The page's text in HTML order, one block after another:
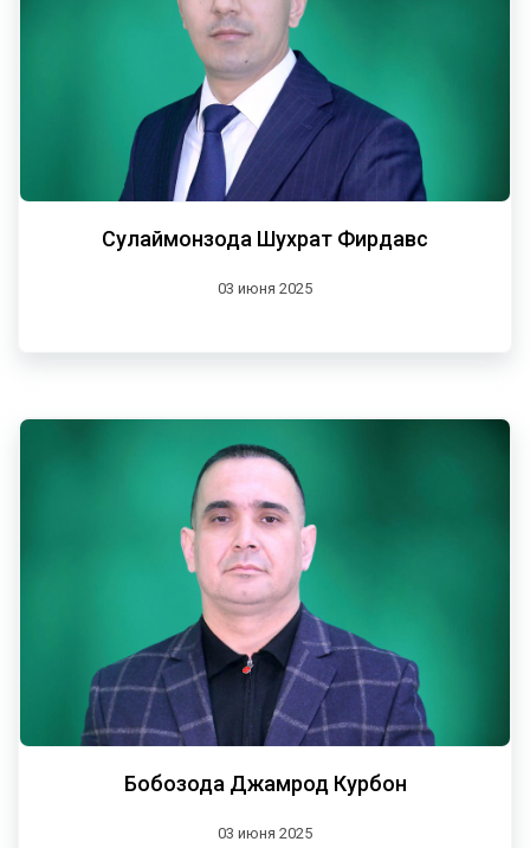
Сулаймонзода Шухрат Фирдавс
03 июня 2025
Бобозода Джамрод Курбон
03 июня 2025